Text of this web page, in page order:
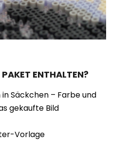
ENTHALTEN?
Säckchen – Farbe und
gekaufte Bild
Vorlage